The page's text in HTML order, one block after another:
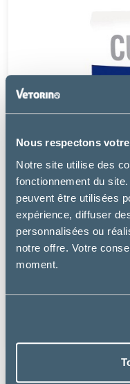
Nous respectons
Notre site utilise des
fonctionnement du
peuvent être utilisées
expérience, diffuser
personnalisées ou
notre offre. Votre
moment.